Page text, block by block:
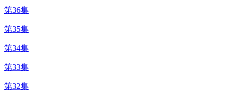
第36集
第35集
第34集
第33集
第32集